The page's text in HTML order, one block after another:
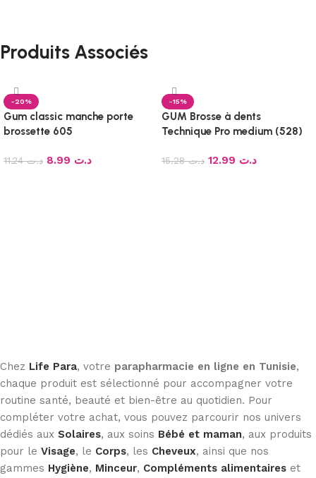
Produits Associés
-20%
Gum classic manche porte
brossette 605
د.ت11.24 د.ت
-15%
GUM Brosse à dents
Technique Pro medium (528)
د.ت15.28 د.ت
Chez Life Para, votre parapharmacie en ligne en Tunisie,
chaque produit est sélectionné pour accompagner votre
routine santé, beauté et bien-être au quotidien. Pour
compléter votre achat, vous pouvez parcourir nos univers
dédiés aux Solaires, aux soins Bébé et maman, aux produits
pour le Visage, le Corps, les Cheveux, ainsi que nos
gammes Hygiène, Minceur, Compléments alimentaires et